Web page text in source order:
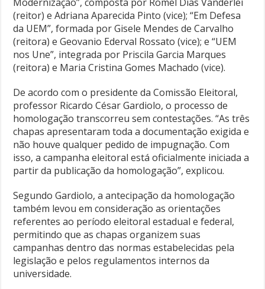
(reitor) e Adriana Aparecida Pinto (vice); “Em Defesa
da UEM”, formada por Gisele Mendes de Carvalho
(reitora) e Geovanio Ederval Rossato (vice); e “UEM
nos Une”, integrada por Priscila Garcia Marques
(reitora) e Maria Cristina Gomes Machado (vice).
De acordo com o presidente da Comissão Eleitoral,
professor Ricardo César Gardiolo, o processo de
homologação transcorreu sem contestações. “As três
chapas apresentaram toda a documentação exigida e
não houve qualquer pedido de impugnação. Com
isso, a campanha eleitoral está oficialmente iniciada a
partir da publicação da homologação”, explicou.
Segundo Gardiolo, a antecipação da homologação
também levou em consideração as orientações
referentes ao período eleitoral estadual e federal,
permitindo que as chapas organizem suas
campanhas dentro das normas estabelecidas pela
legislação e pelos regulamentos internos da
universidade.